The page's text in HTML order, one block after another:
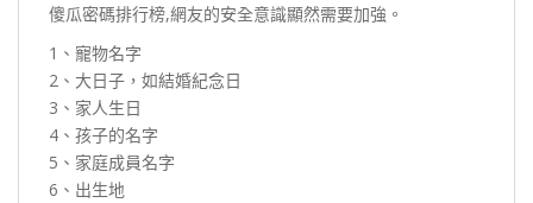
傻瓜密碼排行榜,網友的安全意識顯然需要加強。
1、寵物名字
2、大日子，如結婚紀念日
3、家人生日
4、孩子的名字
5、家庭成員名字
6、出生地